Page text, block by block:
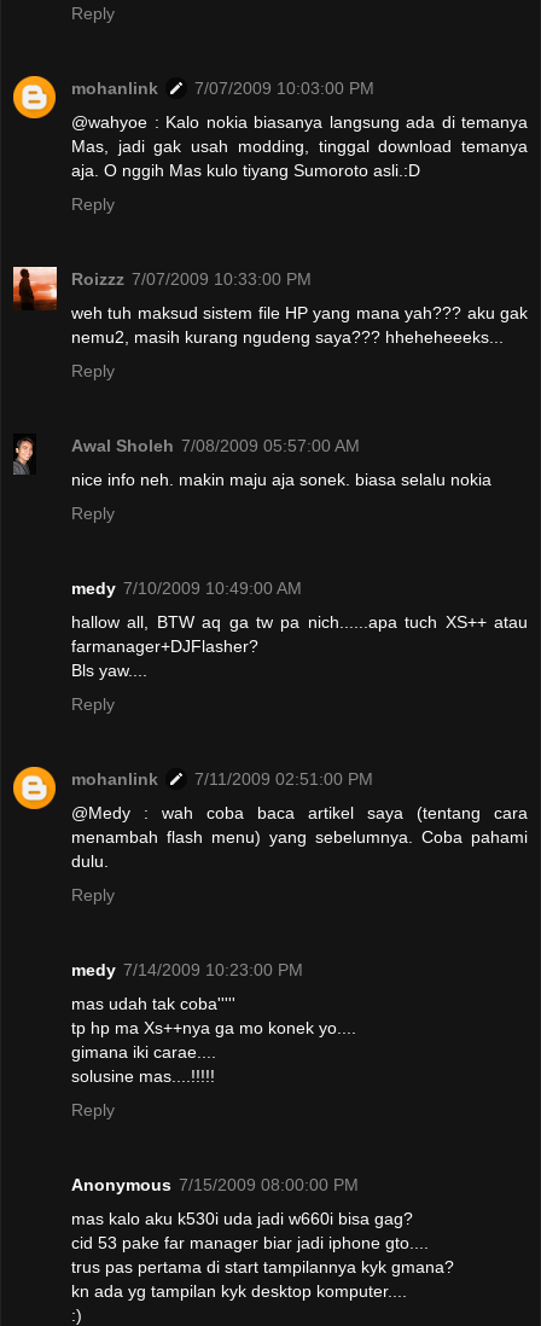
Reply
mohanlink
7/07/2009 10:03:00 PM
@wahyoe : Kalo nokia biasanya langsung ada di temanya
Mas, jadi gak usah modding, tinggal download temanya
aja. O nggih Mas kulo tiyang Sumoroto asli.:D
Reply
Roizzz 7/07/2009 10:33:00 PM
weh tuh maksud sistem file HP yang mana yah??? aku gak
nemu2, masih kurang ngudeng saya??? hheheheeeks...
Reply
Awal Sholeh 7/08/2009 05:57:00 AM
nice info neh. makin maju aja sonek. biasa selalu nokia
Reply
medy 7/10/2009 10:49:00 AM
hallow all, BTW aq ga tw pa nich......apa tuch XS++ atau
farmanager+DJFlasher?
Bls yaw....
Reply
mohanlink
7/11/2009 02:51:00 PM
@Medy : wah coba baca artikel saya (tentang cara
menambah flash menu) yang sebelumnya. Coba pahami
dulu.
Reply
medy 7/14/2009 10:23:00 PM
mas udah tak coba'''''
tp hp ma Xs++nya ga mo konek yo....
gimana iki carae....
solusine mas....!!!!!
Reply
Anonymous 7/15/2009 08:00:00 PM
mas kalo aku k530i uda jadi w660i bisa gag?
cid 53 pake far manager biar jadi iphone gto....
trus pas pertama di start tampilannya kyk gmana?
kn ada yg tampilan kyk desktop komputer....
:)